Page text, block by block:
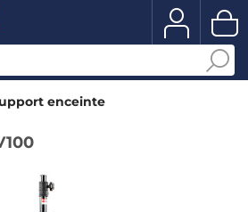
enceinte